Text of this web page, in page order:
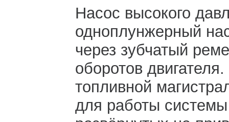
Насос высокого
одноплунжерный
через зубчатый
оборотов
топливной
для работы